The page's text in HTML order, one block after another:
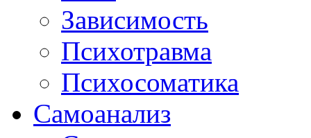
Зависимость
Психотравма
Психосоматика
Самоанализ